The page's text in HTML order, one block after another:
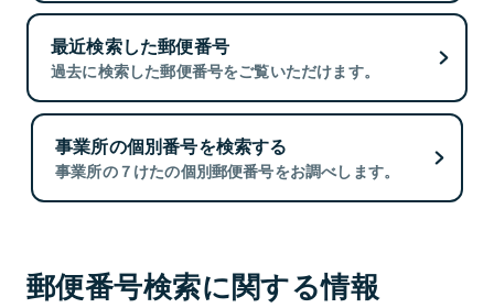
最近検索した郵便番号
過去に検索した郵便番号をご覧いただけます。
事業所の個別番号を検索する
事業所の７けたの個別郵便番号をお調べします。
郵便番号検索に関する情報